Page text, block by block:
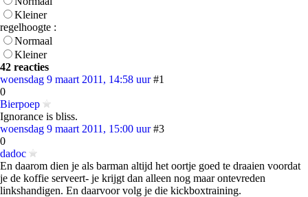
Kleiner
regelhoogte :
Normaal
Kleiner
42 reacties
woensdag 9 maart 2011, 14:58 uur #1
0
Bierpoep
Ignorance is bliss.
woensdag 9 maart 2011, 15:00 uur #3
0
dadoc
En daarom dien je als barman altijd het oortje goed te draaien voordat
je de koffie serveert- je krijgt dan alleen nog maar ontevreden
linkshandigen. En daarvoor volg je die kickboxtraining.